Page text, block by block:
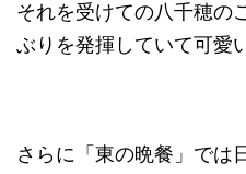
それを受けての八千穂の
ぶりを発揮していて可愛
さらに「東の晩餐」では